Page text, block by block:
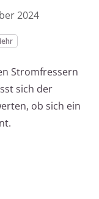
2024
Stromfressern
sich der
ob sich ein